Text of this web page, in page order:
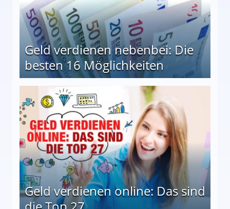
Geld verdienen nebenbei: Die
besten 16 Möglichkeiten
Geld verdienen online: Das sind